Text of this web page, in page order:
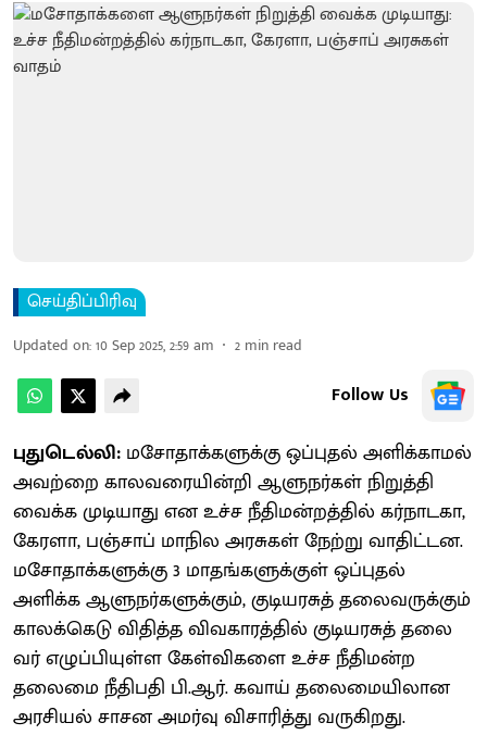
செய்திப்பிரிவு
Updated on:10 Sep 2025, 2:59 am 2 min read
Follow Us
புதுடெல்லி: மசோ​தாக்​களுக்கு ஒப்​புதல் அளிக்​காமல்
அவற்றை கால​வரை​யின்றி ஆளுநர்​கள் நிறுத்தி
வைக்க முடி​யாது என உச்ச நீதி​மன்​றத்​தில் கர்​நாட​கா,
கேரளா, பஞ்​சாப் மாநில அரசுகள் நேற்று வாதிட்​டன.
மசோ​தாக்​களுக்கு 3 மாதங்​களுக்​குள் ஒப்​புதல்
அளிக்க ஆளுநர்​களுக்​கும், குடியரசுத் தலை​வருக்​கும்
காலக்​கெடு விதித்த விவ​காரத்​தில் குடியரசுத் தலை​
வர் எழுப்​பி​யுள்ள கேள்வி​களை உச்ச நீதி​மன்ற
தலைமை நீதிபதி பி.ஆர். கவாய் தலை​மையி​லான
அரசி​யல் சாசன அமர்வு விசா​ரித்து வரு​கிறது.